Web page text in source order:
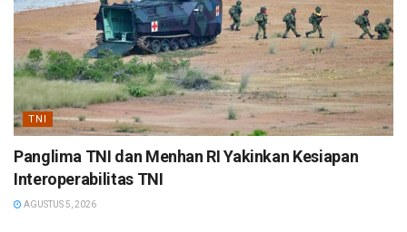
TNI
Panglima TNI dan Menhan RI Yakinkan Kesiapan
Interoperabilitas TNI
AGUSTUS 5, 2026